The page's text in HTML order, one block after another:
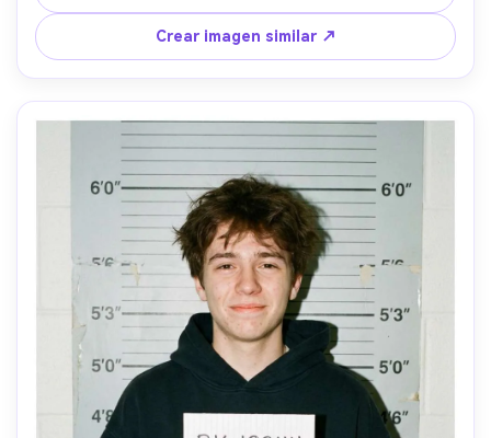
moderna de prensa, tomada con Sony A1 y 85mm,
composición centrada, realismo editorial --ar 4:5
Crear imagen similar ↗